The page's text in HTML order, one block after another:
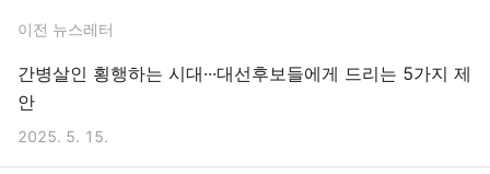
이전 뉴스레터
간병살인 횡행하는 시대···대선후보들에게 드리는 5가지 제
안
2025. 5. 15.